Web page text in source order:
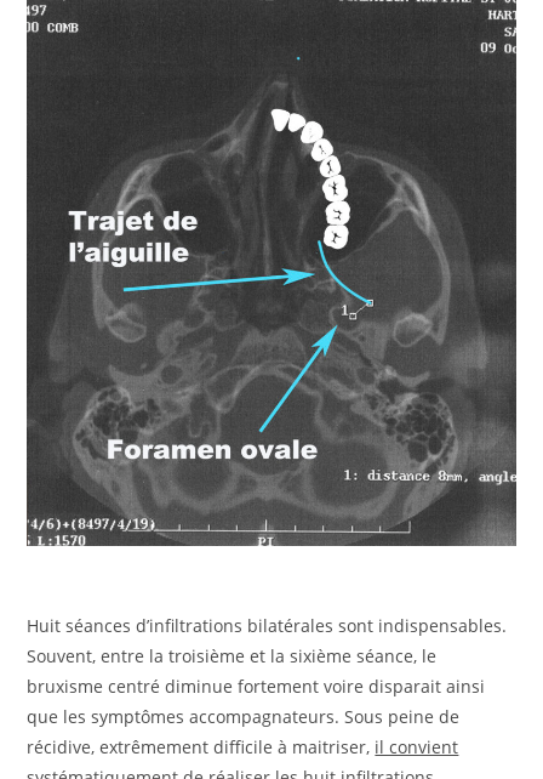
Huit séances d’infiltrations bilatérales sont indispensables.
Souvent, entre la troisième et la sixième séance, le
bruxisme centré diminue fortement voire disparait ainsi
que les symptômes accompagnateurs. Sous peine de
récidive, extrêmement difficile à maitriser, il convient